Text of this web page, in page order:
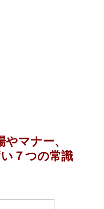
マナー、
７つの常識